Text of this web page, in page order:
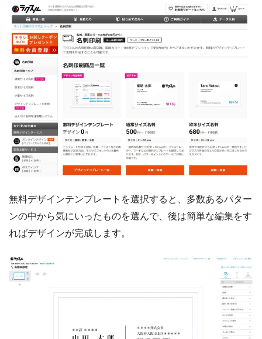
無料デザインテンプレートを選択すると、多数あるパター
ンの中から気にいったものを選んで、後は簡単な編集をす
ればデザインが完成します。